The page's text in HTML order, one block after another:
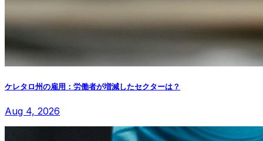
ケレタロ州の雇用：労働者が増減したセクターは？
Aug 4, 2026